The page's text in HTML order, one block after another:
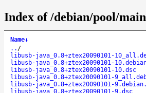
Index of /debian/pool/
Name↓
.. /
libusb-java_0.8+ztex20090101-
libusb-java_0.8+ztex20090101-
libusb-java_0.8+ztex20090101-10.dsc
libusb-java_0.8+ztex20090101-
libusb-java_0.8+ztex20090101-
libusb-java_0.8+ztex20090101-9.dsc